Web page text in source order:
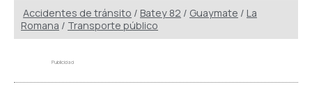
Accidentes de tránsito / Batey 82 / Guaymate / La
Romana / Transporte público
Publicidad